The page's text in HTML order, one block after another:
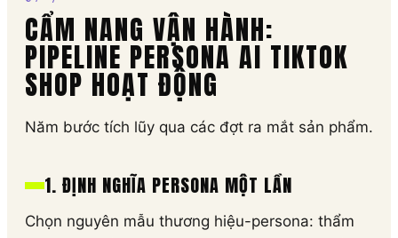
CẨM NANG VẬN HÀNH:
PIPELINE PERSONA AI TIKTOK
SHOP HOẠT ĐỘNG
Năm bước tích lũy qua các đợt ra mắt sản phẩm.
1. ĐỊNH NGHĨA PERSONA MỘT LẦN
Chọn nguyên mẫu thương hiệu-persona: thẩm